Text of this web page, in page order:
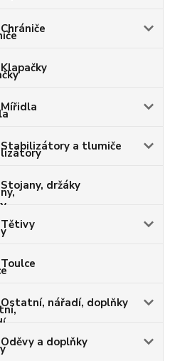
Chrániče
Klapačky
Mířidla
Stabilizátory a tlumiče
Stojany, držáky
Tětivy
Toulce
Ostatní, nářadí, doplňky
Oděvy a doplňky